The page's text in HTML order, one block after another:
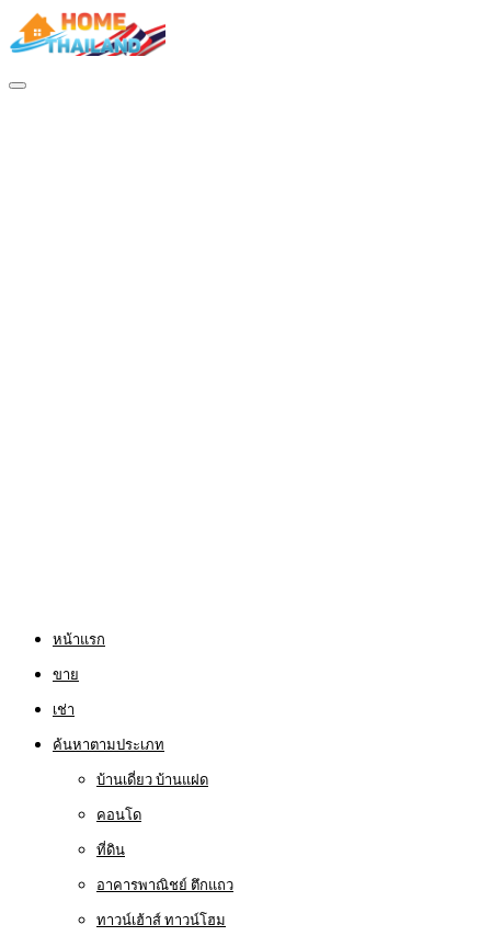
หน้าแรก
ขาย
เช่า
ค้นหาตามประเภท
บ้านเดี่ยว บ้านแฝด
คอนโด
ที่ดิน
อาคารพาณิชย์ ตึกแถว
ทาวน์เฮ้าส์ ทาวน์โฮม